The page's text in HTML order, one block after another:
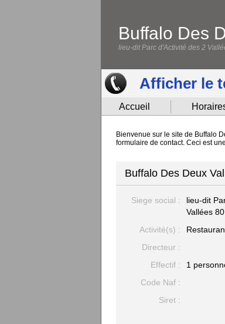
Buffalo Des
lieu-dit Parc d'Activité des 2
Afficher le
Accueil
Bienvenue sur le site de Buffalo
formulaire de contact. Ceci est
Buffalo Des Deux
Siege social :
lieu-dit
Vallées
Activité(s) :
Directeur :
Effectif :
1
Code Naf :
Siret :